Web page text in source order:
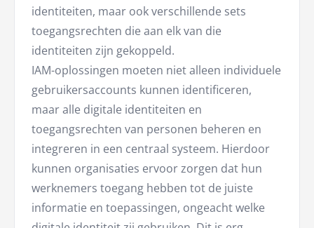
identiteiten, maar ook verschillende sets
toegangsrechten die aan elk van die
identiteiten zijn gekoppeld.
IAM-oplossingen moeten niet alleen individuele
gebruikersaccounts kunnen identificeren,
maar alle digitale identiteiten en
toegangsrechten van personen beheren en
integreren in een centraal systeem. Hierdoor
kunnen organisaties ervoor zorgen dat hun
werknemers toegang hebben tot de juiste
informatie en toepassingen, ongeacht welke